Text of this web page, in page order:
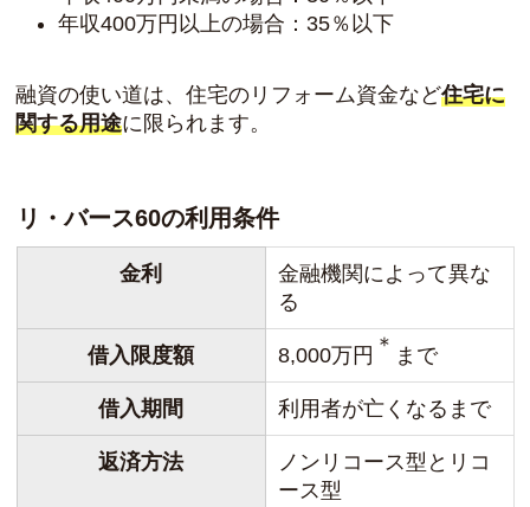
年収400万円以上の場合：35％以下
融資の使い道は、住宅のリフォーム資金など住宅に
関する用途に限られます。
リ・バース60の利用条件
金利
金融機関によって異な
る
借入限度額 8,000万円 ＊ まで
借入期間 利用者が亡くなるまで
返済方法
ノンリコース型とリコ
ース型